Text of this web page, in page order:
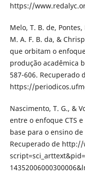
https://
Melo, T. B. de,
M. A. F. B. da, &
que orbitam o
produção acadêmica
587-606. Recuperado
https://
Nascimento, T. G., &
entre o enfoque CTS
base para o ensino
Recuperado de